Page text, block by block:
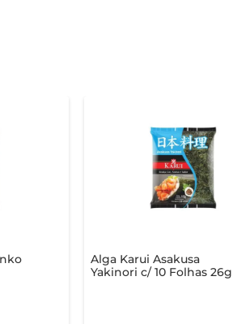
liberdade de criar pratos saborosos
que ele traz para sua cozinha!
Alga Karui Asakusa
Yakinori c/ 10 Folhas 26g